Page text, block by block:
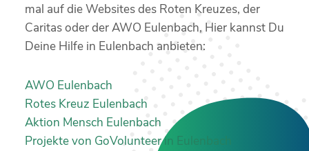
mal auf die Websites des Roten Kreuzes, der
Caritas oder der AWO Eulenbach, Hier kannst Du
Deine Hilfe in Eulenbach anbieten:
AWO Eulenbach
Rotes Kreuz Eulenbach
Aktion Mensch Eulenbach
Projekte von GoVolunteer in Eulenbach